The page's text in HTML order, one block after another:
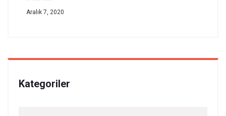
Aralık 7, 2020
Kategoriler